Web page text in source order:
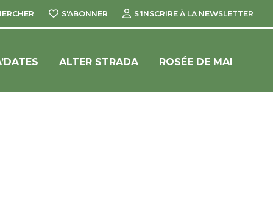
S'ABONNER S'INSCRIRE À LA NEWSLETTER
ALTER STRADA ROSÉE DE MAI